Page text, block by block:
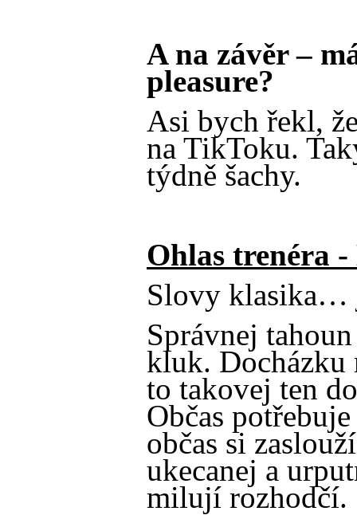
A na závěr –
pleasure?
Asi bych řekl,
na TikToku.
týdně šachy.
Ohlas trenéra
Slovy klasika…
Správnej
kluk. Docházku
to takovej ten
Občas
občas si
ukecanej a
milují rozhodčí.